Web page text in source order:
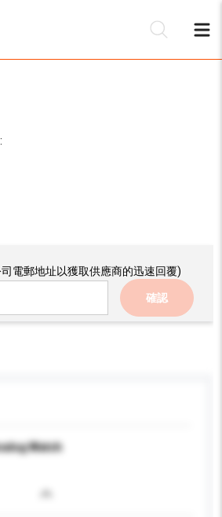
電郵地址以獲取供應商的迅速回覆)
確認
Watch